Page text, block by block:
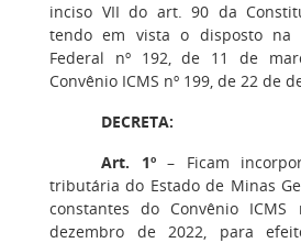
inciso VII do art. 90 da
tendo em vista o disposto na
Federal nº 192, de 11 de
Convênio ICMS nº 199, de 22 de
DECRETA:
Art. 1º– Ficam
tributária do Estado de Minas
constantes do Convênio
dezembro de 2022, para